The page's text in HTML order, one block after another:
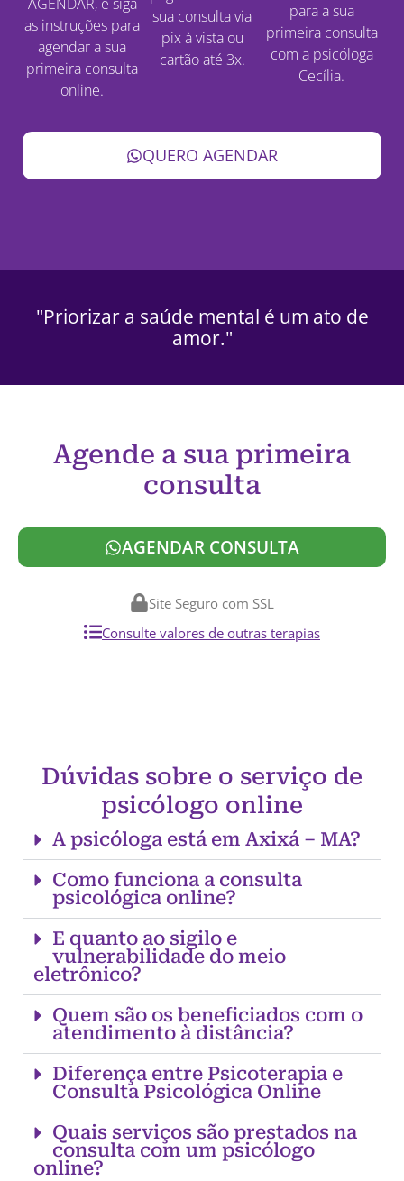
as instruções para
agendar a sua
primeira consulta
online.
sua consulta via
pix à vista ou
cartão até 3x.
para a sua
primeira consulta
com a psicóloga
Cecília.
QUERO AGENDAR
"Priorizar a saúde mental é um ato de
amor."
Agende a sua primeira
consulta
AGENDAR CONSULTA
Site Seguro com SSL
Consulte valores de outras terapias
Dúvidas sobre o serviço de
psicólogo online
A psicóloga está em Axixá – MA?
Como funciona a consulta
psicológica online?
E quanto ao sigilo e
vulnerabilidade do meio
eletrônico?
Quem são os beneficiados com o
atendimento à distância?
Diferença entre Psicoterapia e
Consulta Psicológica Online
Quais serviços são prestados na
consulta com um psicólogo
online?